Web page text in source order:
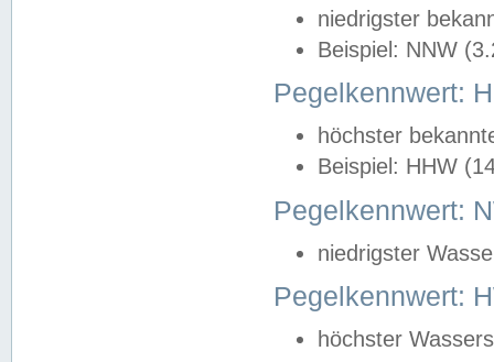
niedrigster
Beispiel: NNW
Pegelkennwert:
höchster
Beispiel: HHW
Pegelkennwert:
niedrigster
Pegelkennwert:
höchster